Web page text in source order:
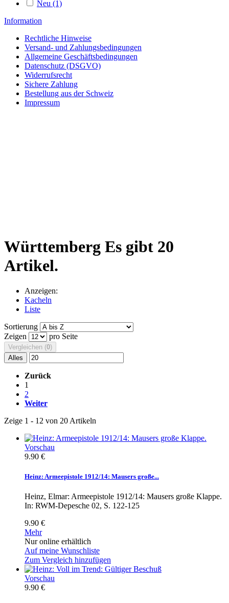
Neu (1)
Information
Rechtliche Hinweise
Versand- und Zahlungsbedingungen
Allgemeine Geschäftsbedingungen
Datenschutz (DSGVO)
Widerrufsrecht
Sichere Zahlung
Bestellung aus der Schweiz
Impressum
Württemberg Es gibt 20
Artikel.
Anzeigen:
Kacheln
Liste
Sortierung
Zeigen
pro Seite
Vergleichen (0)
Alles
Zurück
1
2
Weiter
Zeige 1 - 12 von 20 Artikeln
Vorschau
9.90 €
Heinz: Armeepistole 1912/14: Mausers große...
Heinz, Elmar: Armeepistole 1912/14: Mausers große Klappe.
In: RWM-Depesche 02, S. 122-125
9.90 €
Mehr
Nur online erhältlich
Auf meine Wunschliste
Zum Vergleich hinzufügen
Vorschau
9.90 €